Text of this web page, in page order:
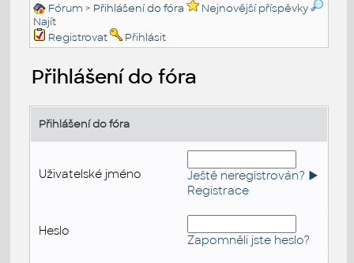
Fórum > Přihlášení do fóra
Nejnovější příspěvky
Najít
Registrovat
Přihlásit
Přihlášení do fóra
Přihlášení do fóra
Uživatelské jméno
Ještě neregistrován? ►
Registrace
Heslo
Zapomněli jste heslo?